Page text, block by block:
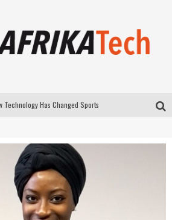
La Révolution Silencieuse : Quand Les Entrepreneurs Africains Décident de ne Plus se Taire